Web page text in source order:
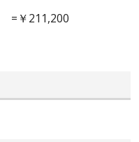
211,200